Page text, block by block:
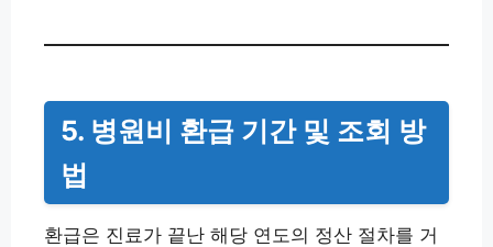
5. 병원비 환급 기간 및 조회 방
법
환급은 진료가 끝난 해당 연도의 정산 절차를 거